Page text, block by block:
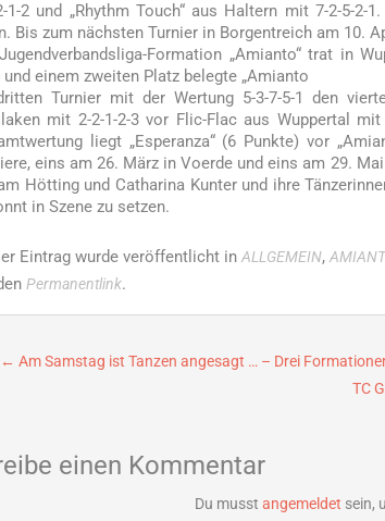
1-2 und „Rhythm Touch“ aus Haltern mit 7-2-5-
Bis zum nächsten Turnier in Borgentreich am 10.
Formation „Amianto“ trat in
und einem zweiten Platz belegte „Amianto
Turnier mit der Wertung 5-3-7-5-1 den
mit 2-2-1-2-3 vor Flic-Flac aus Wuppertal
liegt „Esperanza“ (6 Punkte) vor
eins am 26. März in Voerde und eins am 29.
Hötting und Catharina Kunter und ihre
in Szene zu setzen.
Eintrag wurde veröffentlicht in ALLGEMEIN,
Permanentlink.
← Am Samstag ist Tanzen angesagt … – Drei
TC
einen Kommentar
Du musst angemeldet sein,